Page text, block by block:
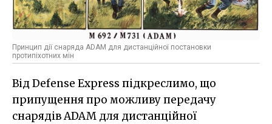
Принцип дії снаряда ADAM для дистанційної постановки
протипіхотних мін
Від Defense Express підкреслимо, що
припущення про можливу передачу
снарядів ADAM для дистанційної